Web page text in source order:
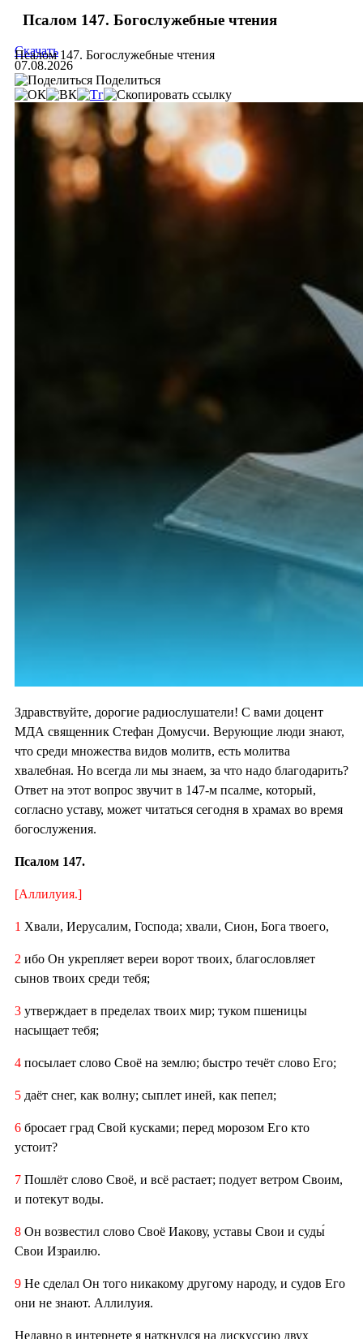
Псалом 147. Богослужебные чтения
Псалом 147. Богослужебные чтения
Скачать
07.08.2026
Поделиться
Здравствуйте, дорогие радиослушатели! С вами доцент
МДА священник Стефан Домусчи. Верующие люди знают,
что среди множества видов молитв, есть молитва
хвалебная. Но всегда ли мы знаем, за что надо благодарить?
Ответ на этот вопрос звучит в 147-м псалме, который,
согласно уставу, может читаться сегодня в храмах во время
богослужения.
Псалом 147.
[Аллилуия.]
1 Хвали, Иерусалим, Господа; хвали, Сион, Бога твоего,
2 ибо Он укрепляет вереи ворот твоих, благословляет
сынов твоих среди тебя;
3 утверждает в пределах твоих мир; туком пшеницы
насыщает тебя;
4 посылает слово Своё на землю; быстро течёт слово Его;
5 даёт снег, как волну; сыплет иней, как пепел;
6 бросает град Свой кусками; перед морозом Его кто
устоит?
7 Пошлёт слово Своё, и всё растает; подует ветром Своим,
и потекут воды.
8 Он возвестил слово Своё Иакову, уставы Свои и суды́
Свои Израилю.
9 Не сделал Он того никакому другому народу, и судов Его
они не знают. Аллилуия.
Недавно в интернете я наткнулся на дискуссию двух